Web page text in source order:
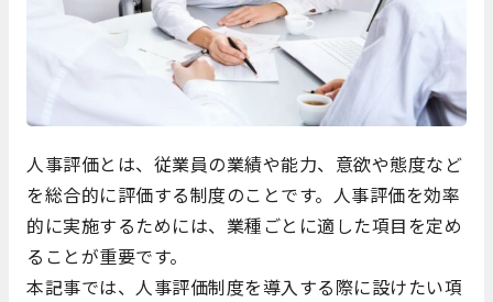
人事評価とは、従業員の業績や能力、意欲や態度など
を総合的に評価する制度のことです。人事評価を効率
的に実施するためには、業種ごとに適した項目を定め
ることが重要です。
本記事では、人事評価制度を導入する際に設けたい項